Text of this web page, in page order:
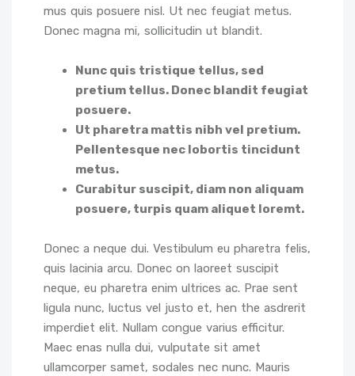
mus quis posuere nisl. Ut nec feugiat metus.
Donec magna mi, sollicitudin ut blandit.
Nunc quis tristique tellus, sed
pretium tellus. Donec blandit feugiat
posuere.
Ut pharetra mattis nibh vel pretium.
Pellentesque nec lobortis tincidunt
metus.
Curabitur suscipit, diam non aliquam
posuere, turpis quam aliquet loremt.
Donec a neque dui. Vestibulum eu pharetra felis,
quis lacinia arcu. Donec on laoreet suscipit
neque, eu pharetra enim ultrices ac. Prae sent
ligula nunc, luctus vel justo et, hen the asdrerit
imperdiet elit. Nullam congue varius efficitur.
Maec enas nulla dui, vulputate sit amet
ullamcorper samet, sodales nec nunc. Mauris